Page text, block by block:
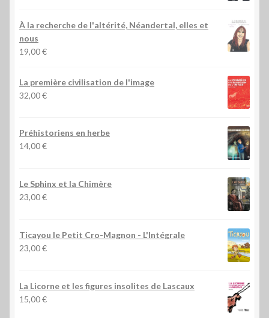
À la recherche de l'altérité, Néandertal, elles et
nous
19,00€
La première civilisation de l'image
32,00€
Préhistoriens en herbe
14,00€
Le Sphinx et la Chimère
23,00€
Ticayou le Petit Cro-Magnon - L'Intégrale
23,00€
La Licorne et les figures insolites de Lascaux
15,00€